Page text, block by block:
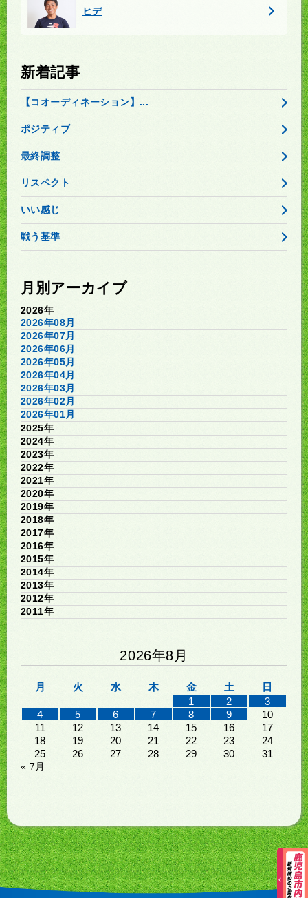
ヒデ
新着記事
【コオーディネーション】...
ポジティブ
最終調整
リスペクト
いい感じ
戦う基準
月別アーカイブ
2026年
2026年08月
2026年07月
2026年06月
2026年05月
2026年04月
2026年03月
2026年02月
2026年01月
2025年
2024年
2023年
2022年
2021年
2020年
2019年
2018年
2017年
2016年
2015年
2014年
2013年
2012年
2011年
2026年8月
月 火 水 木 金 土
日
1
2
3
4
5 6 7 8 9
10
11
12 13 14 15 16
17
18
19 20 21 22 23
24
25
26 27 28 29 30 31
« 7月